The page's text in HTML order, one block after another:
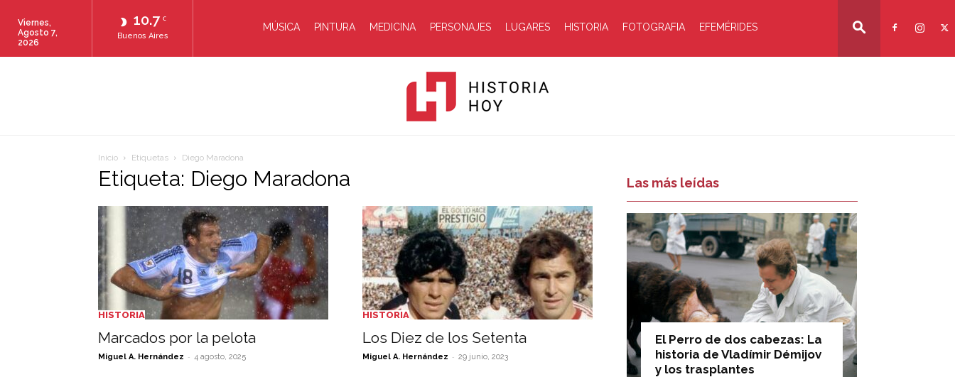
10.7 C
Buenos Aires
Viernes,
Agosto 7,
2026
MÚSICA PINTURA MEDICINA PERSONAJES LUGARES HISTORIA FOTOGRAFIA EFEMÉRIDES
Hoy
Inicio Etiquetas Diego Maradona
Etiqueta: Diego Maradona
HISTORIA
Marcados por la pelota
Miguel A. Hernández - 4 agosto, 2025
HISTORIA
Los Diez de los Setenta
Miguel A. Hernández - 29 junio, 2023
Las más leídas
El Perro de dos cabezas: La
historia de Vladímir Démijov
y los trasplantes